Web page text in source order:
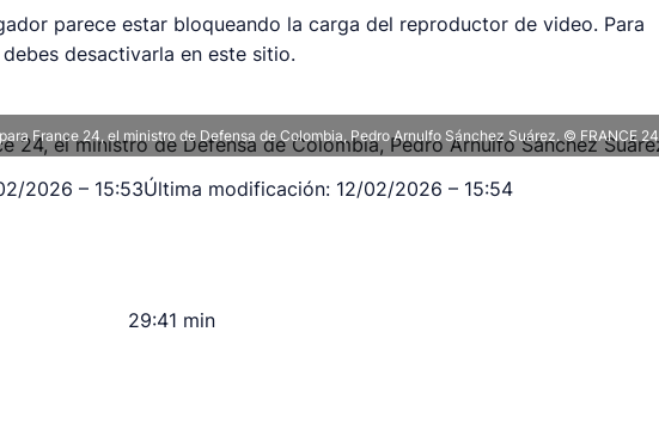
parece estar bloqueando la carga del reproductor de video. Para
desactivarla en este sitio.
France 24, el ministro de Defensa de Colombia, Pedro Arnulfo Sánchez Suárez. © FRANCE 24
2026 – 15:53Última modificación: 12/02/2026 – 15:54
29:41 min